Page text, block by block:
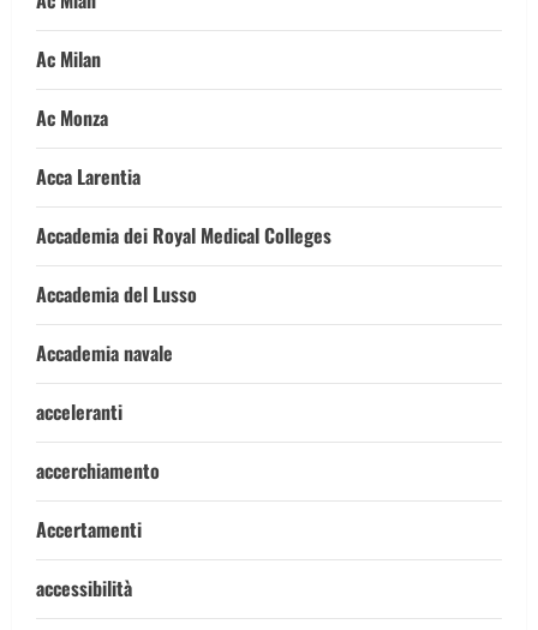
Ac Milan
Ac Monza
Acca Larentia
Accademia dei Royal Medical Colleges
Accademia del Lusso
Accademia navale
acceleranti
accerchiamento
Accertamenti
accessibilità